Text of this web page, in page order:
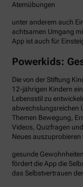
Atemübungen
unter anderem auch
achtsamen Umgang
App ist auch für
Powerkids:
Die von der Stiftung
12-jährigen Kindern
Lebensstil zu
abwechslungsreichen
Themen Bewegung,
Videos, Quizfragen
Neues auszuprobieren
gesunde
fördert die App die
das Selbstvertrauen